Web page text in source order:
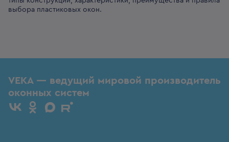
выбора пластиковых окон.
VEKA — ведущий мировой производитель
оконных систем